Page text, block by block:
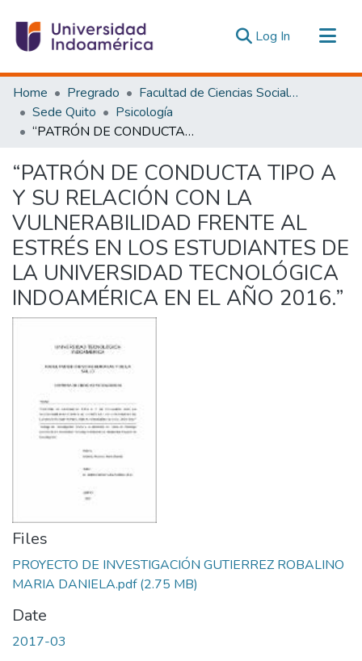
Log In (current)
Communities & Collections
All of DSpace
Statistics
Estadísticas Externas
Home Pregrado
Facultad de Ciencias Sociales y Humanas
Sede Quito
Psicología
“PATRÓN DE CONDUCTA TIPO A Y SU RELACIÓN CON LA VULNERABILIDAD FRENTE AL ESTRÉS EN LOS ESTUDIANTES DE LA UNIVERSIDAD TECNOLÓGICA INDOAMÉRICA EN EL AÑO 2016.”
“PATRÓN DE CONDUCTA TIPO A
Y SU RELACIÓN CON LA
VULNERABILIDAD FRENTE AL
ESTRÉS EN LOS ESTUDIANTES DE
LA UNIVERSIDAD TECNOLÓGICA
INDOAMÉRICA EN EL AÑO 2016.”
Files
PROYECTO DE INVESTIGACIÓN GUTIERREZ ROBALINO
MARIA DANIELA.pdf(2.75 MB)
Date
2017-03